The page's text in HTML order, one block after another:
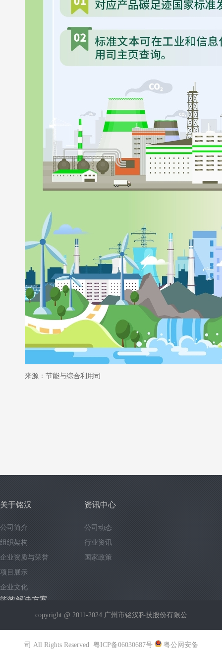
来源：节能与综合利用司
关于铭汉
公司简介
组织架构
企业资质与荣誉
项目展示
企业文化
资讯中心
公司动态
行业资讯
国家政策
能效解决方案
copyright @ 2011-2024 广州市铭汉科技股份有限公
司 All Rights Reserved 粤ICP备06030687号 粤公网安备